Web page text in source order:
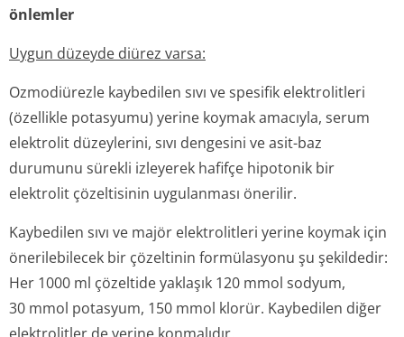
önlemler
Uygun düzeyde diürez varsa:
Ozmodiürezle kaybedilen sıvı ve spesifik elektrolitleri
(özellikle potasyumu) yerine koymak amacıyla, serum
elektrolit düzeylerini, sıvı dengesini ve asit-baz
durumunu sürekli izleyerek hafifçe hipotonik bir
elektrolit çözeltisinin uygulanması önerilir.
Kaybedilen sıvı ve majör elektrolitleri yerine koymak için
önerilebilecek bir çözeltinin formülasyonu şu şekildedir:
Her 1000 ml çözeltide yaklaşık 120 mmol sodyum,
30 mmol potasyum, 150 mmol klorür. Kaybedilen diğer